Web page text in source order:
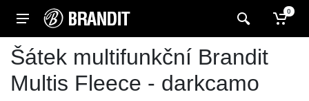
0
Šátek multifunkční Brandit
Multis Fleece - darkcamo